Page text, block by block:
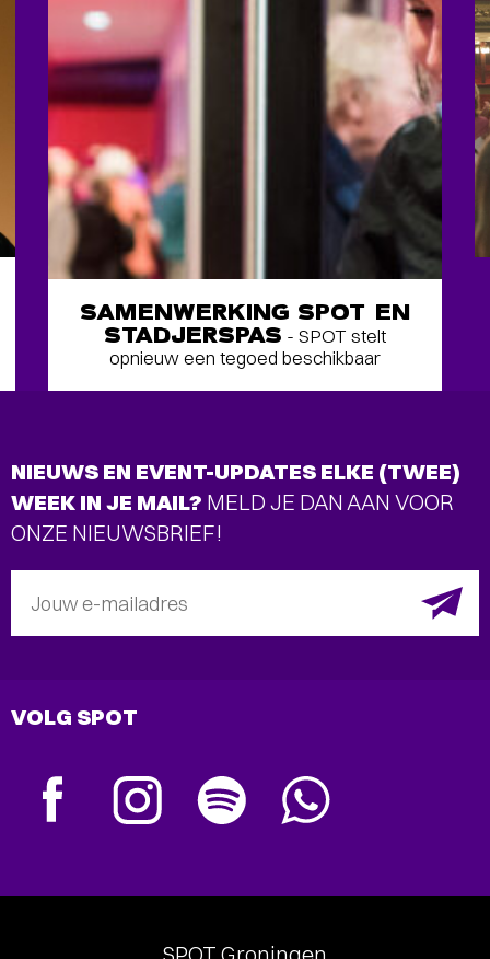
SAMENWERKING SPOT EN
STADJERSPAS - SPOT stelt
opnieuw een tegoed beschikbaar
NIEUWS EN EVENT-UPDATES ELKE (TWEE)
WEEK IN JE MAIL? MELD JE DAN AAN VOOR
ONZE NIEUWSBRIEF!
Jouw e-mailadres
VOLG SPOT